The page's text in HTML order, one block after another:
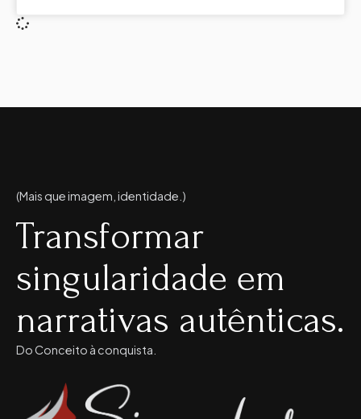
(Mais que imagem, identidade.)
Transformar
singularidade em
narrativas autênticas.
Do Conceito à conquista.